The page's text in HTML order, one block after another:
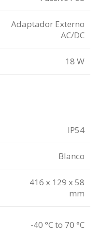
Adaptador Externo
AC/DC
18 W
IP54
Blanco
416 x 129 x 58
mm
-40 °C to 70 °C